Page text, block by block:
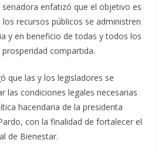
enfatizó que el objetivo es
recursos públicos se administren
y en beneficio de todas y todos los
compartida.
que las y los legisladores se
las condiciones legales necesarias
hacendaria de la presidenta
con la finalidad de fortalecer el
de Bienestar.